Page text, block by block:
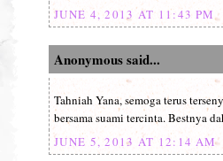
JUNE 4, 2013 AT 11:43 PM
Anonymous said...
Tahniah Yana, semoga terus
bersama suami tercinta. Bestnya
JUNE 5, 2013 AT 12:14 AM